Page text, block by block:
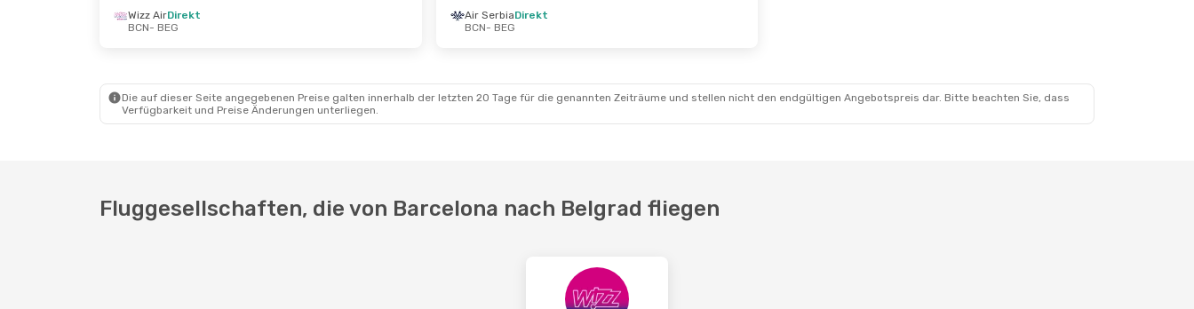
Wizz AirDirekt
BCN- BEG
Air SerbiaDirekt
BCN- BEG
Die auf dieser Seite angegebenen Preise galten innerhalb der letzten 20 Tage für die genannten Zeiträume und stellen nicht den endgültigen Angebotspreis dar. Bitte beachten Sie, dass
Verfügbarkeit und Preise Änderungen unterliegen.
Fluggesellschaften, die von Barcelona nach Belgrad fliegen